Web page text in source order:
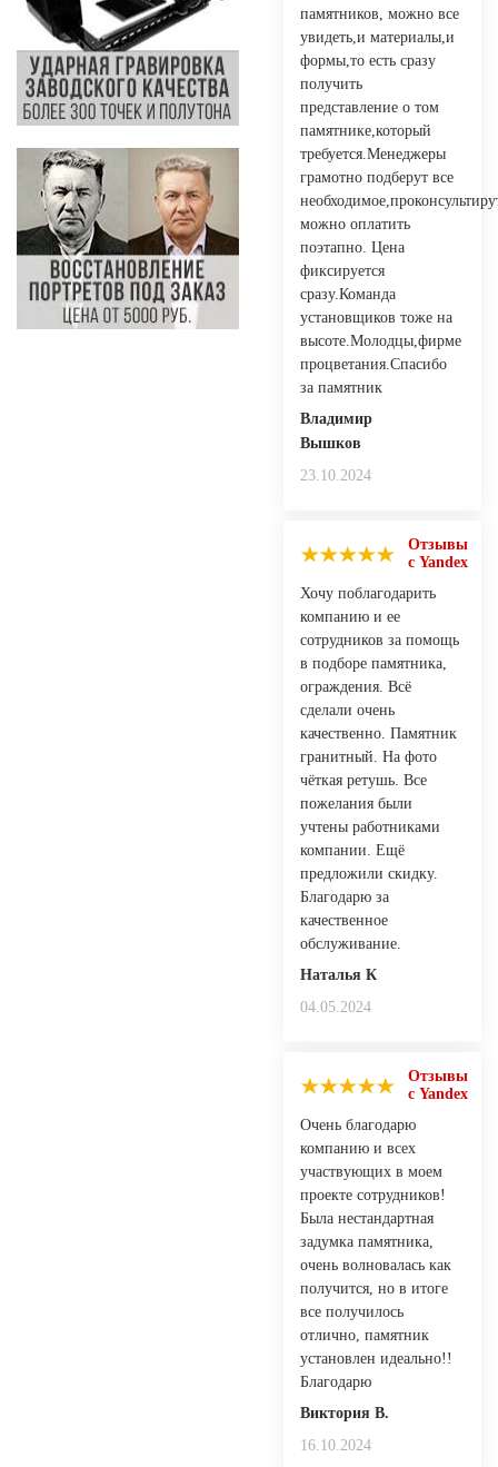
памятников, можно все
увидеть,и материалы,и
формы,то есть сразу
получить
представление о том
памятнике,который
требуется.Менеджеры
грамотно подберут все
можно оплатить
поэтапно. Цена
фиксируется
сразу.Команда
установщиков тоже на
высоте.Молодцы,фирме
процветания.Спасибо
за памятник
Владимир
Вышков
23.10.2024
Отзывы
с Yandex
Хочу поблагодарить
компанию и ее
сотрудников за помощь
в подборе памятника,
ограждения. Всё
сделали очень
качественно. Памятник
гранитный. На фото
чёткая ретушь. Все
пожелания были
учтены работниками
компании. Ещё
предложили скидку.
Благодарю за
качественное
обслуживание.
Наталья К
04.05.2024
Отзывы
с Yandex
Очень благодарю
компанию и всех
участвующих в моем
проекте сотрудников!
Была нестандартная
задумка памятника,
очень волновалась как
получится, но в итоге
все получилось
отлично, памятник
установлен идеально!!
Благодарю
Виктория В.
16.10.2024